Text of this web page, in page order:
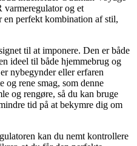
og et
en perfekt kombination af stil,
til at imponere. Den er både
ideel til både hjemmebrug og
nybegynder eller erfaren
og rene smag, som denne
og rengøre, så du kan bruge
tid på at bekymre dig om
kan du nemt kontrollere